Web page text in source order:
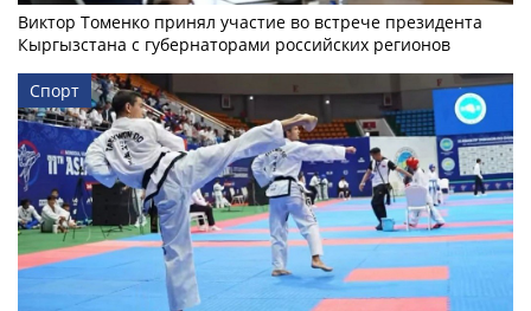
Виктор Томенко принял участие во встрече президента
Кыргызстана с губернаторами российских регионов
Спорт